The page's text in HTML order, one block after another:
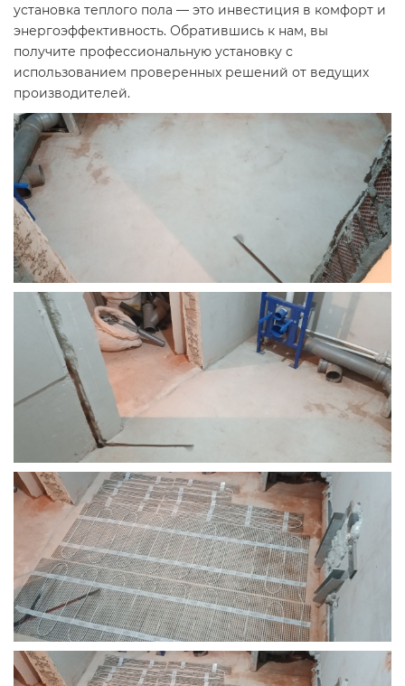
установка теплого пола — это инвестиция в комфорт и
энергоэффективность. Обратившись к нам, вы
получите профессиональную установку с
использованием проверенных решений от ведущих
производителей.